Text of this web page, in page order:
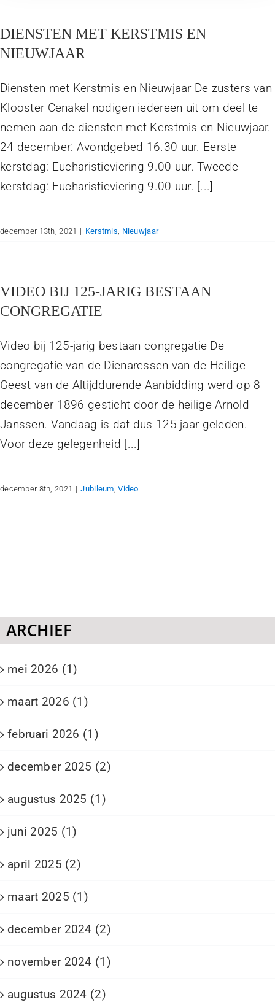
DIENSTEN MET KERSTMIS EN
NIEUWJAAR
Diensten met Kerstmis en Nieuwjaar De zusters van
Klooster Cenakel nodigen iedereen uit om deel te
nemen aan de diensten met Kerstmis en Nieuwjaar.
24 december: Avondgebed 16.30 uur. Eerste
kerstdag: Eucharistieviering 9.00 uur. Tweede
kerstdag: Eucharistieviering 9.00 uur. [...]
december 13th, 2021 | Kerstmis, Nieuwjaar
VIDEO BIJ 125-JARIG BESTAAN
CONGREGATIE
Video bij 125-jarig bestaan congregatie De
congregatie van de Dienaressen van de Heilige
Geest van de Altijddurende Aanbidding werd op 8
december 1896 gesticht door de heilige Arnold
Janssen. Vandaag is dat dus 125 jaar geleden.
Voor deze gelegenheid [...]
december 8th, 2021 | Jubileum,Video
ARCHIEF
mei 2026 (1)
maart 2026 (1)
februari 2026 (1)
december 2025 (2)
augustus 2025 (1)
juni 2025 (1)
april 2025 (2)
maart 2025 (1)
december 2024 (2)
november 2024 (1)
augustus 2024 (2)